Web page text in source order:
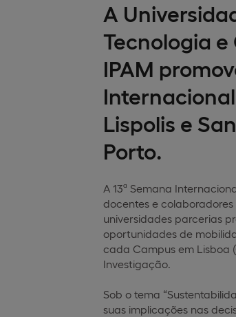
A
Tecnologia
IPAM
Lispolis e
Porto.
A 13ª Semana
docentes e
universidades parcerias
oportunidades de
cada Campus em Lisboa
Investigação.
Sob o tema
suas implicações nas